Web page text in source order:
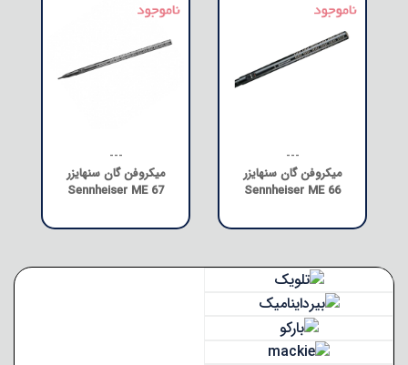
---
میکروفن گان سنهایزر
Sennheiser ME 66
---
میکروفن گان سنهایزر
Sennheiser ME 67